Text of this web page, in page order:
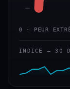
0 · PEUR
INDICE — 30